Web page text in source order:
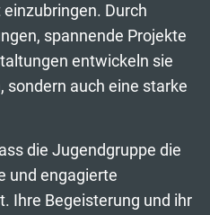
Durch
spannende Projekte
entwickeln sie
sondern auch eine starke
die Jugendgruppe die
und engagierte
Ihre Begeisterung und ihr